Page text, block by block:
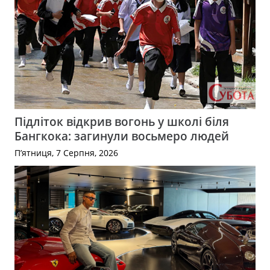
Підліток відкрив вогонь у школі біля
Бангкока: загинули восьмеро людей
П’ятниця, 7 Серпня, 2026